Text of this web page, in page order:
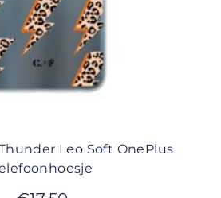
Leo Soft OnePlus